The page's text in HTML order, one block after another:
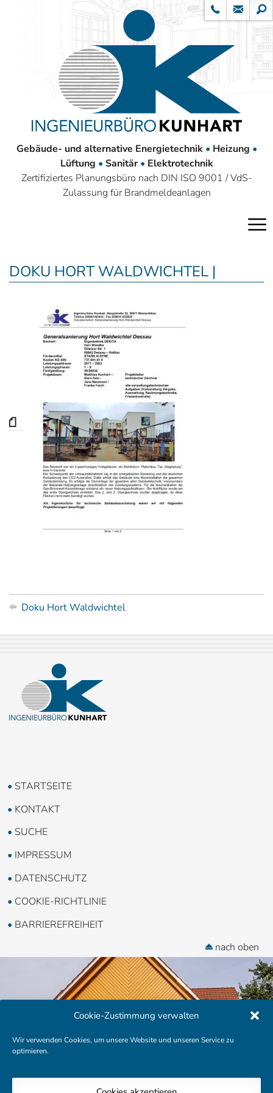
Cookie-Zustimmung verwalten
Wir verwenden Cookies, um unsere Website und unseren Service zu
optimieren.
Gebäude- und alternative Energietechnik • Heizung •
Lüftung • Sanitär• Elektrotechnik
Zertifiziertes Planungsbüro nach DIN ISO 9001 / VdS-
Zulassung für Brandmeldeanlagen
DOKU HORT WALDWICHTEL |
Doku Hort Waldwichtel
STARTSEITE
KONTAKT
SUCHE
IMPRESSUM
DATENSCHUTZ
COOKIE-RICHTLINIE
BARRIEREFREIHEIT
nach oben